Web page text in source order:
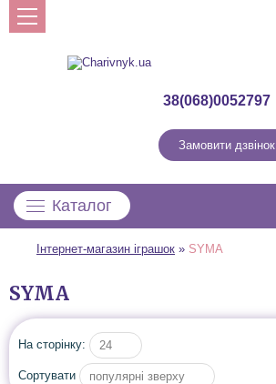
38(068)0052797
Замовити дзвінок
Каталог
Інтернет-магазин іграшок » SYMA
SYMA
На сторінку: 24
Сортувати популярні зверху